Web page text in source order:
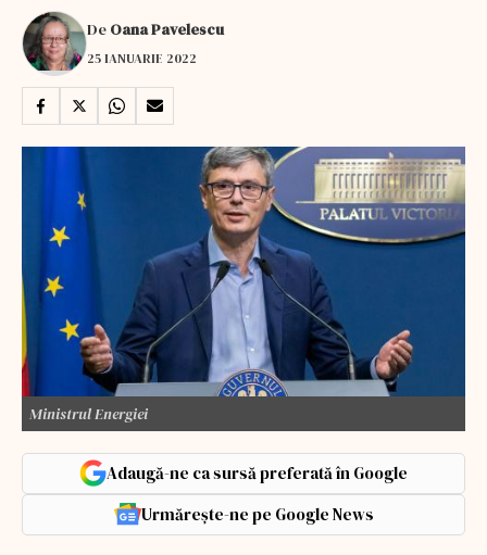
De Oana Pavelescu
25 IANUARIE 2022
Ministrul Energiei
Adaugă-ne ca sursă preferată în Google
Urmărește-ne pe Google News